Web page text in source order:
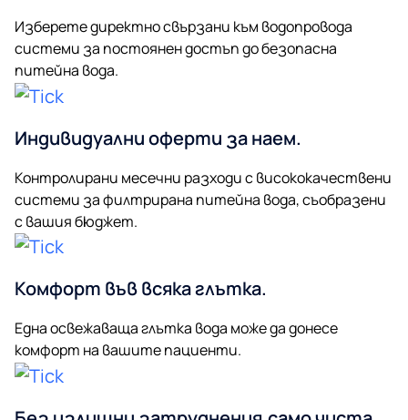
Изберете директно свързани към водопровода
системи за постоянен достъп до безопасна
питейна вода.
Индивидуални оферти за наем.
Контролирани месечни разходи с висококачествени
системи за филтрирана питейна вода, съобразени
с вашия бюджет.
Комфорт във всяка глътка.
Една освежаваща глътка вода може да донесе
комфорт на вашите пациенти.